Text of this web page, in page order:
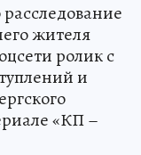
жителя
ролик с
и
«КП –